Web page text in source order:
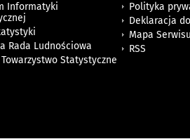
Informatyki
Rada Ludnościowa
Statystyczne
Polityka
Deklaracja
Mapa Serwisu
RSS